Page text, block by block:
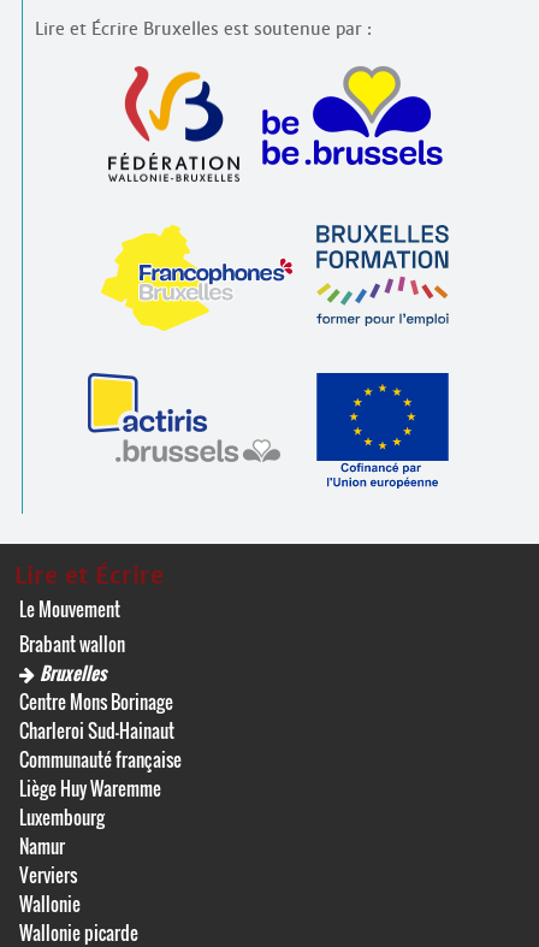
Lire et Écrire Bruxelles est soutenue par :
Lire et Écrire
Le Mouvement
Brabant wallon
Bruxelles
Centre Mons Borinage
Charleroi Sud-Hainaut
Communauté française
Liège Huy Waremme
Luxembourg
Namur
Verviers
Wallonie
Wallonie picarde